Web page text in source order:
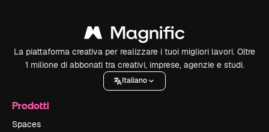
La piattaforma creativa per realizzare i tuoi migliori lavori. Oltre
1 milione di abbonati tra creativi, imprese, agenzie e studi.
Italiano
Prodotti
Spaces